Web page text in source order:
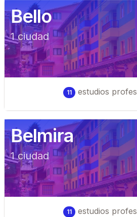
Bello
1ciudad
11 estudios
Belmira
1ciudad
11 estudios